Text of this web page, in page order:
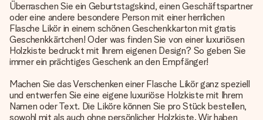
Überraschen Sie ein Geburtstagskind, einen Geschäftspartner
oder eine andere besondere Person mit einer herrlichen
Flasche Likör in einem schönen Geschenkkarton mit gratis
Geschenkkärtchen! Oder was finden Sie von einer luxuriösen
Holzkiste bedruckt mit Ihrem eigenen Design? So geben Sie
immer ein prächtiges Geschenk an den Empfänger!
Machen Sie das Verschenken einer Flasche Likör ganz speziell
und entwerfen Sie eine eigene luxuriöse Holzkiste mit Ihrem
Namen oder Text. Die Liköre können Sie pro Stück bestellen,
sowohl mit als auch ohne persönlicher Holzkiste. Wir haben